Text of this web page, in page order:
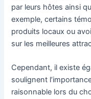
par leurs hôtes ainsi
exemple, certains
produits locaux ou
sur les meilleures
Cependant, il existe
soulignent
raisonnable lors du